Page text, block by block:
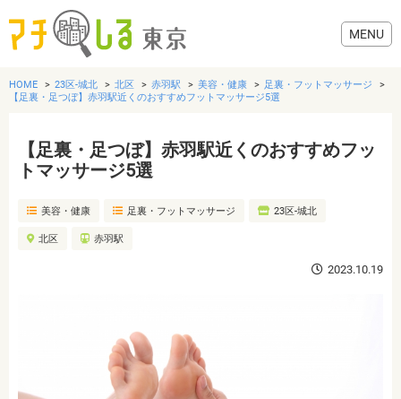
グルメ
美容・健康
HOME 23区-城北 北区 赤羽駅 美容・健康
足裏・フットマッサージ
【足裏・足つぼ】赤羽駅近くのおすすめフットマッサージ5選
【足裏・足つぼ】赤羽駅近くのおすすめフッ
トマッサージ5選
美容・健康 足裏・フットマッサージ 23区-城北
北区 赤羽駅
2023.10.19